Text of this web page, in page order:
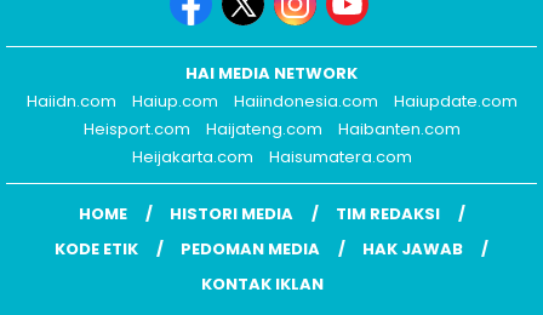
HAI MEDIA NETWORK
Haiidn.com
Haiup.com Haiindonesia.com
Haiupdate.com
Heisport.com
Haijateng.com
Haibanten.com
Heijakarta.com
Haisumatera.com
HOME HISTORI MEDIA
TIM REDAKSI
KODE ETIK
PEDOMAN MEDIA
HAK JAWAB
KONTAK IKLAN